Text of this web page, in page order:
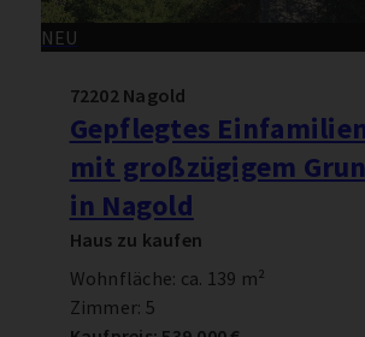
NEU
72202 Nagold
Gepflegtes
mit großzügigem
in Nagold
Haus zu kaufen
Wohnfläche: ca. 139 m²
Zimmer: 5